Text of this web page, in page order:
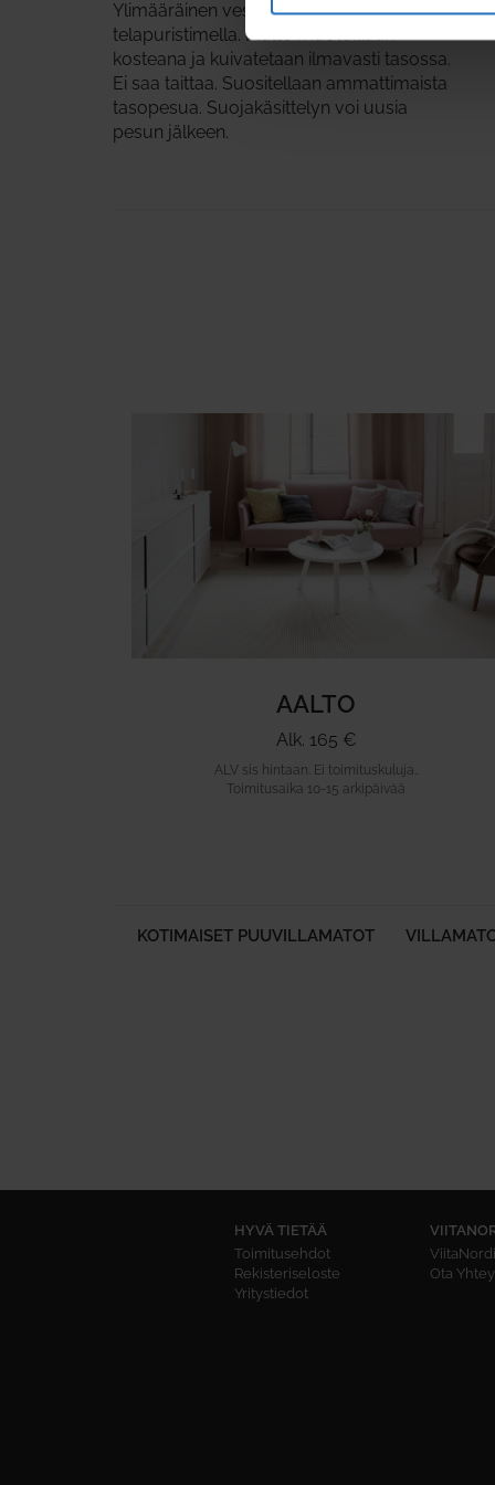
Ylimääräinen vesi poistetaan esim.
telapuristimella. Matto muotoillaan
kosteana ja kuivatetaan ilmavasti tasossa.
Ei saa taittaa. Suositellaan ammattimaista
tasopesua. Suojakäsittelyn voi uusia
pesun jälkeen.
AALTO
Alk. 165 €
ALV sis hintaan. Ei toimituskuluja..
Toimitusaika 10-15 arkipäivää
KOTIMAISET PUUVILLAMATOT
HYVÄ TIETÄÄ
Toimitusehdot
Rekisteriseloste
Yritystiedot
Ota